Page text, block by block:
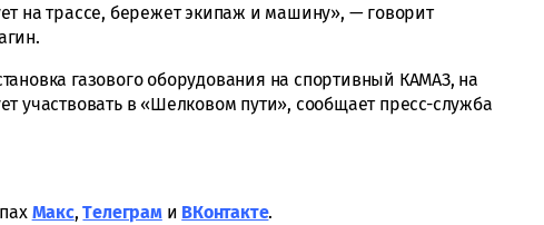
на трассе, бережет экипаж и машину», — говорит
газового оборудования на спортивный КАМАЗ, на
участвовать в «Шелковом пути», сообщает пресс-служба
Макс,Tелеграми ВКонтакте.